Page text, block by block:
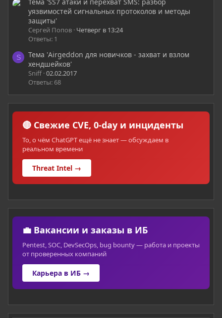
уязвимостей сигнальных протоколов и методы
защиты'
Сергей Попов Четверг в 13:24
Ответы: 1
S
Тема 'Airgeddon для новичков - захват и взлом
хендшейков'
Sniff 02.02.2017
Ответы: 68
🔴 Свежие CVE, 0-day и инциденты
То, о чём ChatGPT ещё не знает — обсуждаем в
реальном времени
Threat Intel →
💼 Вакансии и заказы в ИБ
Pentest, SOC, DevSecOps, bug bounty — работа и проекты
от проверенных компаний
Карьера в ИБ →